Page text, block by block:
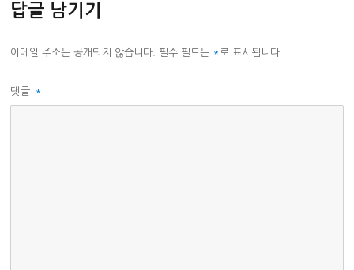
답글 남기기
이메일 주소는 공개되지 않습니다. 필수 필드는 * 로 표시됩니다
댓글 *